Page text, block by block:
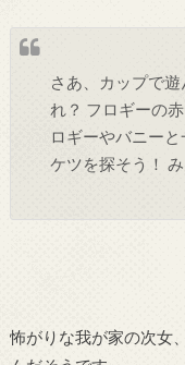
さあ、カップで
れ？ フロギーの
ロギーやバニー
ケツを探そう！
怖がりな我が家の次女